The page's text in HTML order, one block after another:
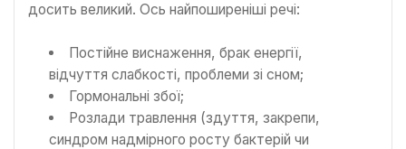
досить великий. Ось найпоширеніші речі:
Постійне виснаження, брак енергії,
відчуття слабкості, проблеми зі сном;
Гормональні збої;
Розлади травлення (здуття, закрепи,
синдром надмірного росту бактерій чи